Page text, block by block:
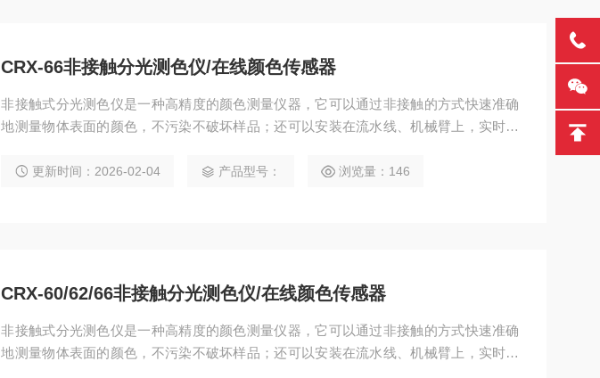
CRX-66非接触分光测色仪/在线颜色传感器
非接触式分光测色仪是一种高精度的颜色测量仪器，它可以通过非接触的方式快速准确
地测量物体表面的颜色，不污染不破坏样品；还可以安装在流水线、机械臂上，实时的
明/0°测量） 内置校准，无需人工干预，确保长期稳定运行 可用于湿膜非接触颜色检测，
更新时间：2026-02-04 产品型号： 浏览量：146
CRX-60/62/66非接触分光测色仪/在线颜色传感器
非接触式分光测色仪是一种高精度的颜色测量仪器，它可以通过非接触的方式快速准确
地测量物体表面的颜色，不污染不破坏样品；还可以安装在流水线、机械臂上，实时的